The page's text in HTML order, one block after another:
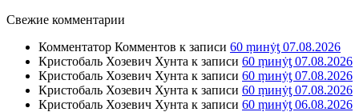
Свежие комментарии
Комментатор Комментов к записи 60 ṃинẏƫ 07.08.2026
Кристобаль Хозевич Хунта к записи 60 ṃинẏƫ 07.08.2026
Кристобаль Хозевич Хунта к записи 60 ṃинẏƫ 07.08.2026
Кристобаль Хозевич Хунта к записи 60 ṃинẏƫ 07.08.2026
Кристобаль Хозевич Хунта к записи 60 ṃинẏƫ 06.08.2026